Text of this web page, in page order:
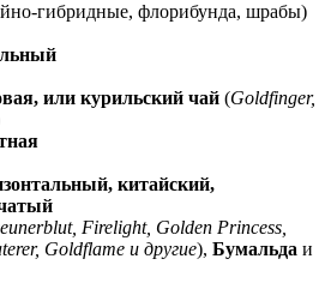
гибридные, флорибунда, шрабы)
или курильский чай (Goldfinger,
китайский,
Firelight, Golden Princess,
Goldflame и другие), Бумальда и